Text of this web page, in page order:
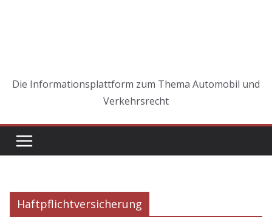
Die Informationsplattform zum Thema Automobil und
Verkehrsrecht
Haftpflichtversicherung